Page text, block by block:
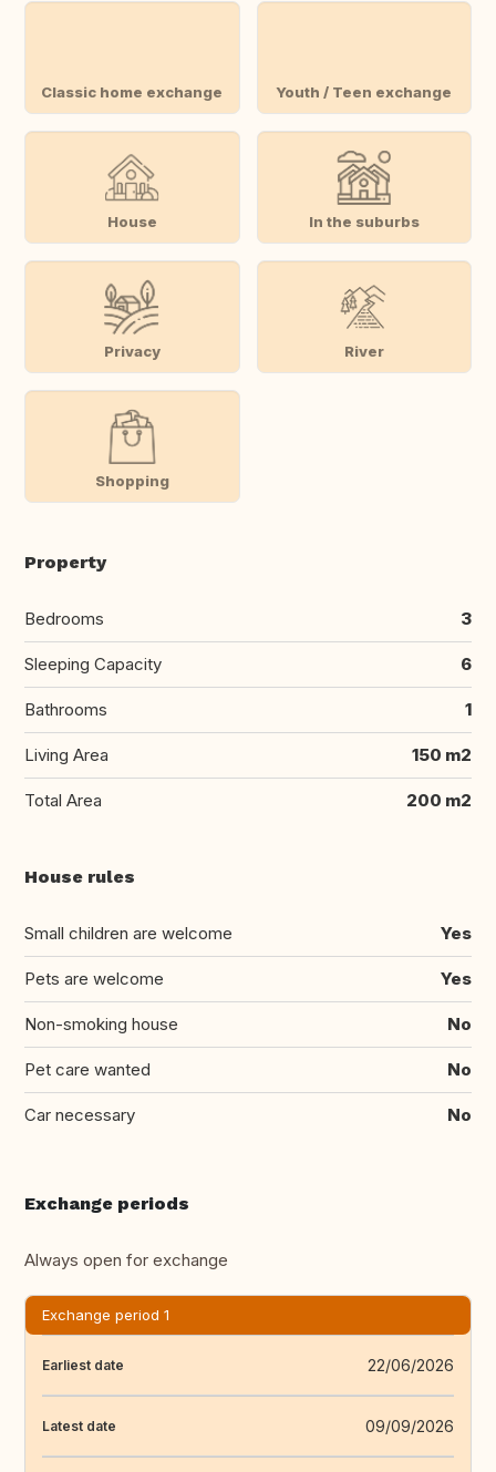
Classic home exchange Youth / Teen exchange
House In the suburbs
Privacy River
Shopping
Property
Bedrooms 3
Sleeping Capacity 6
Bathrooms 1
Living Area 150 m2
Total Area 200 m2
House rules
Small children are welcome Yes
Pets are welcome Yes
Non-smoking house No
Pet care wanted No
Car necessary No
Exchange periods
Always open for exchange
Exchange period 1
Earliest date 22/06/2026
Latest date 09/09/2026